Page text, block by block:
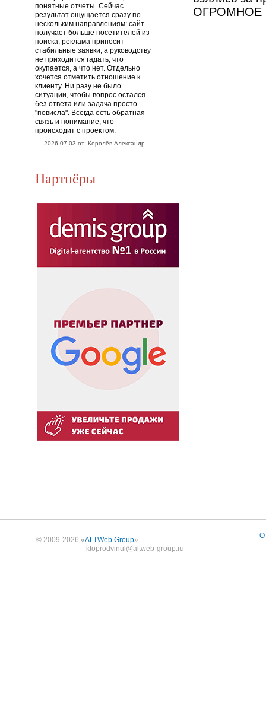
понятные отчеты. Сейчас
результат ощущается сразу по
нескольким направлениям: сайт
получает больше посетителей из
поиска, реклама приносит
стабильные заявки, а руководству
не приходится гадать, что
окупается, а что нет. Отдельно
хочется отметить отношение к
клиенту. Ни разу не было
ситуации, чтобы вопрос остался
без ответа или задача просто
"повисла". Всегда есть обратная
связь и понимание, что
происходит с проектом.
2026-07-03 от: Королёв Александр
Партнёры
ОГРОМНОЕ
© 2009-2026 «ALTWeb Group»
ktoprodvinul@altweb-group.ru
О